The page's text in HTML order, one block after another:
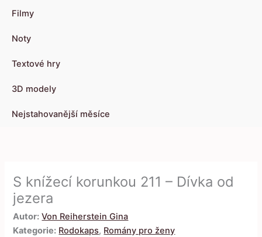
Filmy
Noty
Textové hry
3D modely
Nejstahovanější měsíce
S knížecí korunkou 211 – Dívka od
jezera
Autor: Von Reiherstein Gina
Kategorie: Rodokaps, Romány pro ženy